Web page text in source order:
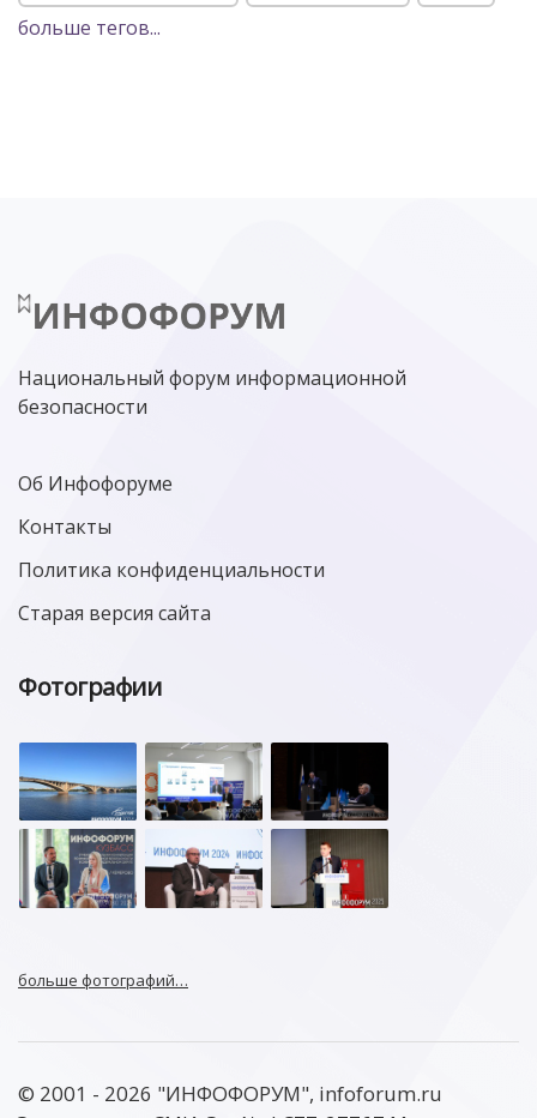
POSITIVE TECHNOLOGIES
МИНЦИФРЫ РОССИИ NGFW
больше тегов...
Национальный форум информационной
безопасности
Об Инфофоруме
Контакты
Политика конфиденциальности
Старая версия сайта
Фотографии
больше фотографий…
© 2001 - 2026 "ИНФОФОРУМ", infoforum.ru